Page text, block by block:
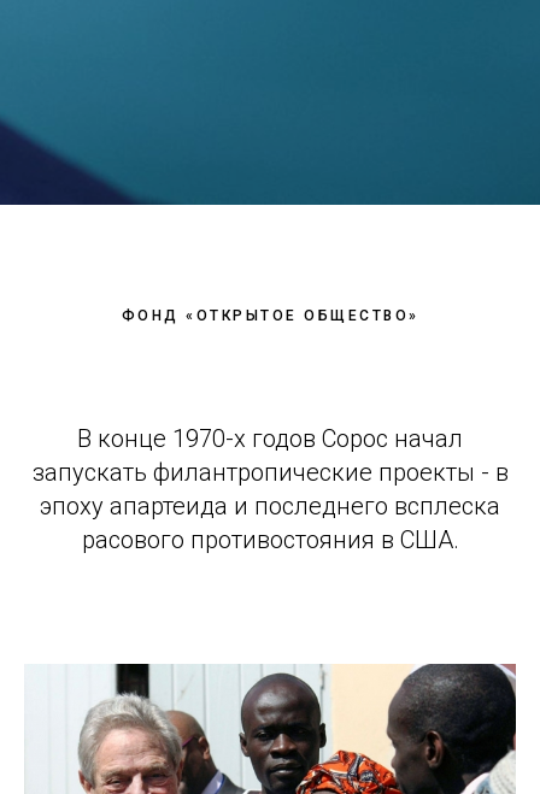
ФОНД «ОТКРЫТОЕ ОБЩЕСТВО»
В конце 1970-х годов Сорос начал
запускать филантропические проекты - в
эпоху апартеида и последнего всплеска
расового противостояния в США.